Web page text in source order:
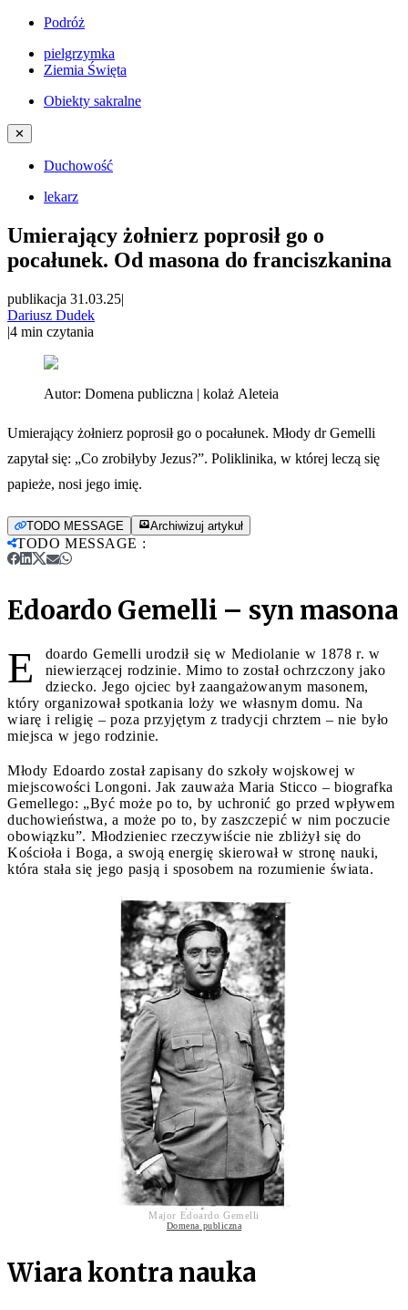
Podróż
pielgrzymka
Ziemia Święta
Obiekty sakralne
✕
Duchowość
lekarz
Umierający żołnierz poprosił go o
pocałunek. Od masona do franciszkanina
publikacja 31.03.25|
Dariusz Dudek
|4 min czytania
Autor: Domena publiczna | kolaż Aleteia
Umierający żołnierz poprosił go o pocałunek. Młody dr Gemelli
zapytał się: „Co zrobiłyby Jezus?”. Poliklinika, w której leczą się
papieże, nosi jego imię.
TODO MESSAGE Archiwizuj artykuł
TODO MESSAGE :
Edoardo Gemelli – syn masona
E
doardo Gemelli urodził się w Mediolanie w 1878 r. w
niewierzącej rodzinie. Mimo to został ochrzczony jako
dziecko. Jego ojciec był zaangażowanym masonem,
który organizował spotkania loży we własnym domu. Na
wiarę i religię – poza przyjętym z tradycji chrztem – nie było
miejsca w jego rodzinie.
Młody Edoardo został zapisany do szkoły wojskowej w
miejscowości Longoni. Jak zauważa Maria Sticco – biografka
Gemellego: „Być może po to, by uchronić go przed wpływem
duchowieństwa, a może po to, by zaszczepić w nim poczucie
obowiązku”. Młodzieniec rzeczywiście nie zbliżył się do
Kościoła i Boga, a swoją energię skierował w stronę nauki,
która stała się jego pasją i sposobem na rozumienie świata.
Major Edoardo Gemelli
Domena publiczna
Wiara kontra nauka